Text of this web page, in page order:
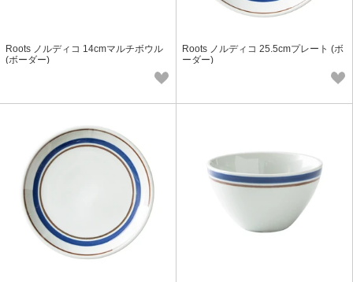
Roots ノルディコ 14cmマルチボウル
(ボーダー)
Roots ノルディコ 25.5cmプレート (ボ
ーダー)